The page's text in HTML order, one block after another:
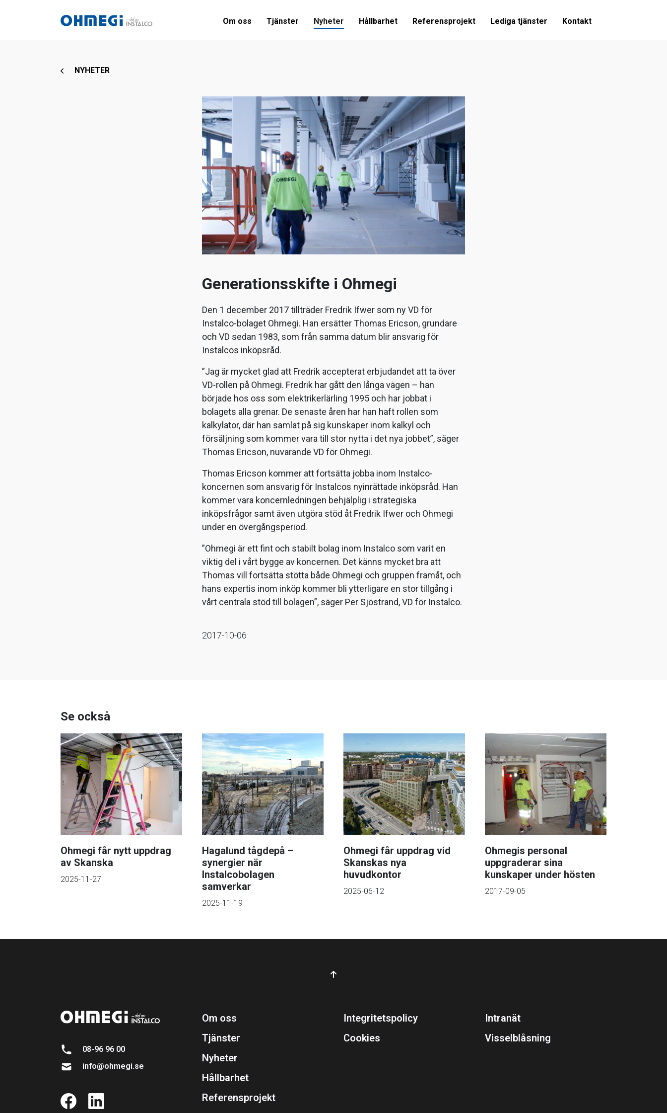
Om oss Tjänster Nyheter Hållbarhet Referensprojekt Lediga tjänster Kontakt
NYHETER
Generationsskifte i Ohmegi
Den 1 december 2017 tillträder Fredrik Ifwer som ny VD för
Instalco-bolaget Ohmegi. Han ersätter Thomas Ericson, grundare
och VD sedan 1983, som från samma datum blir ansvarig för
Instalcos inköpsråd.
”Jag är mycket glad att Fredrik accepterat erbjudandet att ta över
VD-rollen på Ohmegi. Fredrik har gått den långa vägen – han
började hos oss som elektrikerlärling 1995 och har jobbat i
bolagets alla grenar. De senaste åren har han haft rollen som
kalkylator, där han samlat på sig kunskaper inom kalkyl och
försäljning som kommer vara till stor nytta i det nya jobbet”, säger
Thomas Ericson, nuvarande VD för Ohmegi.
Thomas Ericson kommer att fortsätta jobba inom Instalco-
koncernen som ansvarig för Instalcos nyinrättade inköpsråd. Han
kommer vara koncernledningen behjälplig i strategiska
inköpsfrågor samt även utgöra stöd åt Fredrik Ifwer och Ohmegi
under en övergångsperiod.
”Ohmegi är ett fint och stabilt bolag inom Instalco som varit en
viktig del i vårt bygge av koncernen. Det känns mycket bra att
Thomas vill fortsätta stötta både Ohmegi och gruppen framåt, och
hans expertis inom inköp kommer bli ytterligare en stor tillgång i
vårt centrala stöd till bolagen”, säger Per Sjöstrand, VD för Instalco.
2017-10-06
Se också
Ohmegi får nytt uppdrag
av Skanska
2025-11-27
Hagalund tågdepå –
synergier när
Instalcobolagen
samverkar
2025-11-19
Ohmegi får uppdrag vid
Skanskas nya
huvudkontor
2025-06-12
Ohmegis personal
uppgraderar sina
kunskaper under hösten
2017-09-05
08-96 96 00
info@ohmegi.se
Om oss
Tjänster
Nyheter
Hållbarhet
Referensprojekt
Integritetspolicy
Cookies
Intranät
Visselblåsning